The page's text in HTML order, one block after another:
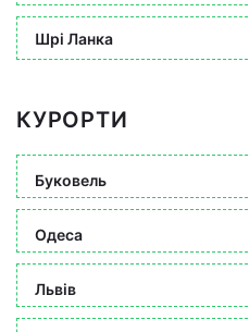
Шрі Ланка
КУРОРТИ
Буковель
Одеса
Львів